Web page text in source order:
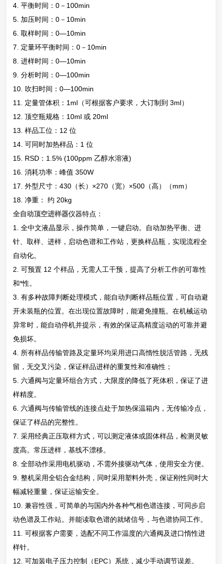
4. 平衡时间：0－100min
5. 加压时间：0－10min
6. 取样时间：0—10min
7. 定量环平衡时间：0－10min
8. 进样时间：0—10min
9. 分析时间：0—100min
10. 吹扫时间：0—100min
11. 定量管体积：1ml（可根据客户要求，大订制到 3ml）
12. 顶空瓶规格：10ml 或 20ml
13. 样品工位：12 位
14. 可同时加热样品：1 位
15. RSD：1.5% (100ppm 乙醇水溶液)
16. 消耗功率：峰值 350W
17. 外型尺寸：430（长）×270（宽）×500（高）（mm）
18. 净重： 约 20kg
全自动顶空进样器仪器特点：
1. 全中文液晶显示，操作简单，一键启动。自动加热平衡、进
针、取样、进样，启动色谱和工作站，更换样品瓶，实现流程全
自动化。
2. 可预置 12 个样品，无需人工干预，提高了分析工作的可靠性
和*性。
3. 有多种故障判断处理模式，能自动判断样品瓶位置，可自动避
开未装瓶的位置。在出现位置故障时，能避免撞瓶。在机械运动
异常时，能自动停机并提示，有效的保证高精度运动的可靠并避
免损坏。
4. 所有样品传输管路及定量环均采用进口高惰性脱活管路，无残
留，无交叉污染，保证样品进样的重复性和准确性；
5. 六通阀与定量环组合方式，大限度的降低了死体积，保证了进
样精度。
6. 六通阀与传输管线的连接点处于加热保温箱内，无传输冷点，
保证了样品的完整性。
7. 采用经典正压取样方式，可以测定液体或固体样品，检测灵敏
度高。常压进样，基线不漂移。
8. 全部动作采用电机驱动，不需外接驱动气体，使用安全方便。
9. 整机采用全铝合金结构，同时采用塑料外壳，保证刚性同时大
幅减轻重量，保证运输安全。
10. 兼容性强，可简单的与国内外各种气相色谱连接，可同步启
动色谱及工作站。并能读取色谱的就绪信号，与色谱协同工作。
11. 可根据客户需要，选配不同工作温度的六通阀及进口惰性进
样针。
12. 可加装电子压力控制（EPC）系统，减少手动调节误差。